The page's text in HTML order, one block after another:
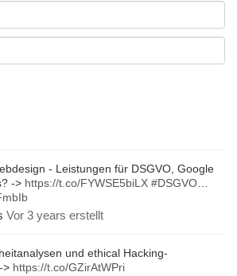
- Leistungen für DSGVO, Google
-> https://t.co/FYWSE5biLX #DSGVO
Vor 3 years erstellt
und ethical Hacking-
> https://t.co/GZirAtWPri